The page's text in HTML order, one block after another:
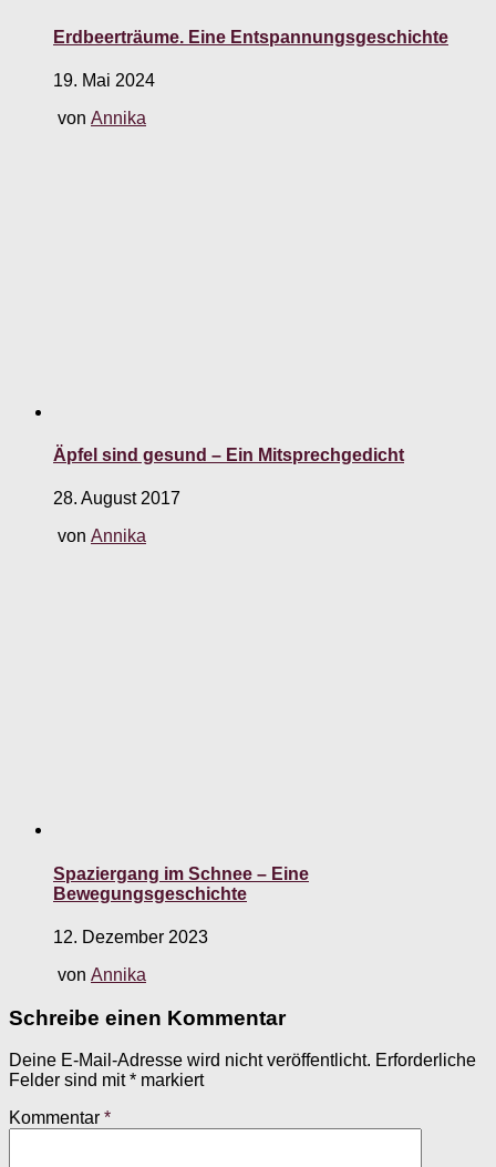
Erdbeerträume. Eine Entspannungsgeschichte
19. Mai 2024
von Annika
Äpfel sind gesund – Ein Mitsprechgedicht
28. August 2017
von Annika
Spaziergang im Schnee – Eine
Bewegungsgeschichte
12. Dezember 2023
von Annika
Schreibe einen Kommentar
Deine E-Mail-Adresse wird nicht veröffentlicht. Erforderliche
Felder sind mit* markiert
Kommentar *